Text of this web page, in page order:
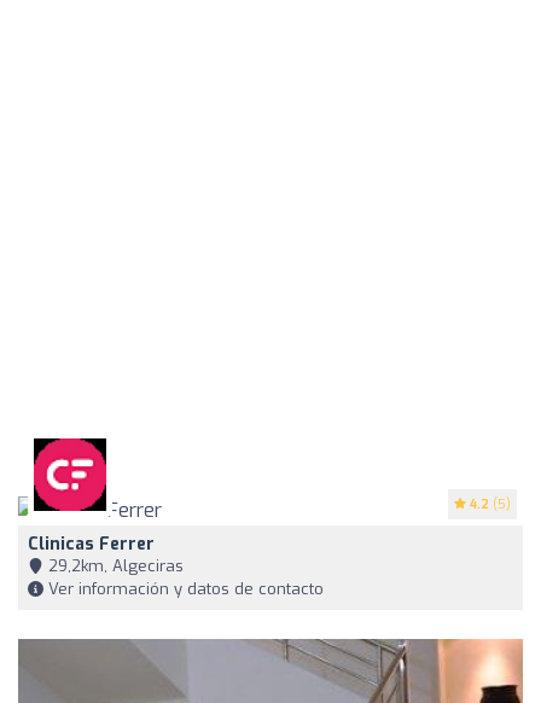
4.2 (5)
Clinicas Ferrer
29,2km, Algeciras
Ver información y datos de contacto